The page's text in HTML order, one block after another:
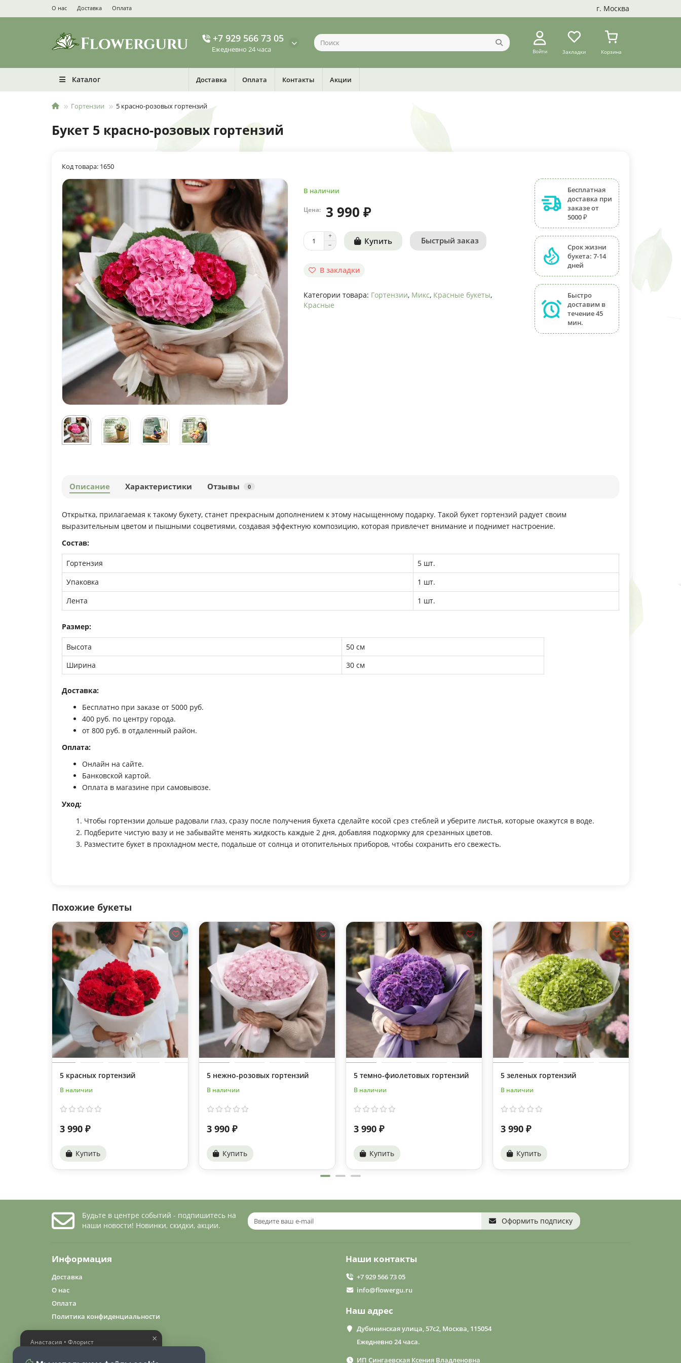
О нас Доставка Оплата г. Москва
+7 929 566 73 05
Ежедневно 24 часа Войти Закладки Корзина
Каталог Доставка Оплата Контакты Акции
Гортензии 5 красно-розовых гортензий
Букет 5 красно-розовых гортензий
Код товара: 1650
В наличии
Цена: 3 990 ₽
Купить Быстрый заказ
В закладки
Категории товара: Гортензии, Микс, Красные букеты,
Красные
Бесплатная
доставка при
заказе от
5000 ₽
Срок жизни
букета: 7-14
дней
Быстро
доставим в
течение 45
мин.
Описание Характеристики Отзывы 0
Открытка, прилагаемая к такому букету, станет прекрасным дополнением к этому насыщенному подарку. Такой букет гортензий радует своим
выразительным цветом и пышными соцветиями, создавая эффектную композицию, которая привлечет внимание и поднимет настроение.
Состав:
Гортензия
5 шт.
Упаковка
1 шт.
Лента
1 шт.
Размер:
Высота
50 см
Ширина
30 см
Доставка:
Бесплатно при заказе от 5000 руб.
400 руб. по центру города.
от 800 руб. в отдаленный район.
Оплата:
Онлайн на сайте.
Банковской картой.
Оплата в магазине при самовывозе.
Уход:
1. Чтобы гортензии дольше радовали глаз, сразу после получения букета сделайте косой срез стеблей и уберите листья, которые окажутся в воде.
2. Подберите чистую вазу и не забывайте менять жидкость каждые 2 дня, добавляя подкормку для срезанных цветов.
3. Разместите букет в прохладном месте, подальше от солнца и отопительных приборов, чтобы сохранить его свежесть.
Похожие букеты
5 красных гортензий
В наличии
3 990 ₽
Купить
5 нежно-розовых гортензий
В наличии
3 990 ₽
Купить
5 темно-фиолетовых гортензий
В наличии
3 990 ₽
Купить
5 зеленых гортензий
В наличии
3 990 ₽
Купить
Будьте в центре событий - подпишитесь на
наши новости! Новинки, скидки, акции.
Оформить подписку
Информация
Доставка
О нас
Оплата
Политика конфиденциальности
Наши контакты
+7 929 566 73 05
info@flowergu.ru
Наш адрес
Дубининская улица, 57с2, Москва, 115054
Ежедневно 24 часа.
ИП Сингаевская Ксения Владленовна
×
Анастасия • Флорист